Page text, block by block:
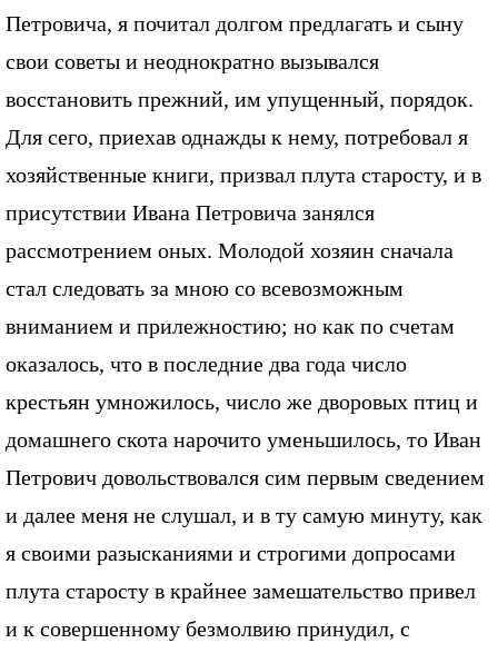
Петровича, я почитал долгом предлагать и сыну
свои советы и неоднократно вызывался
восстановить прежний, им упущенный, порядок.
Для сего, приехав однажды к нему, потребовал я
хозяйственные книги, призвал плута старосту, и в
присутствии Ивана Петровича занялся
рассмотрением оных. Молодой хозяин сначала
стал следовать за мною со всевозможным
вниманием и прилежностию; но как по счетам
оказалось, что в последние два года число
крестьян умножилось, число же дворовых птиц и
домашнего скота нарочито уменьшилось, то Иван
Петрович довольствовался сим первым сведением
и далее меня не слушал, и в ту самую минуту, как
я своими разысканиями и строгими допросами
плута старосту в крайнее замешательство привел
и к совершенному безмолвию принудил, с